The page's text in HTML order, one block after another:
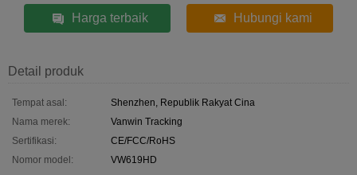
Harga terbaik Hubungi kami
Detail produk
Tempat asal:
Shenzhen, Republik Rakyat Cina
Nama merek:
Vanwin Tracking
Sertifikasi:
CE/FCC/RoHS
Nomor model:
VW619HD